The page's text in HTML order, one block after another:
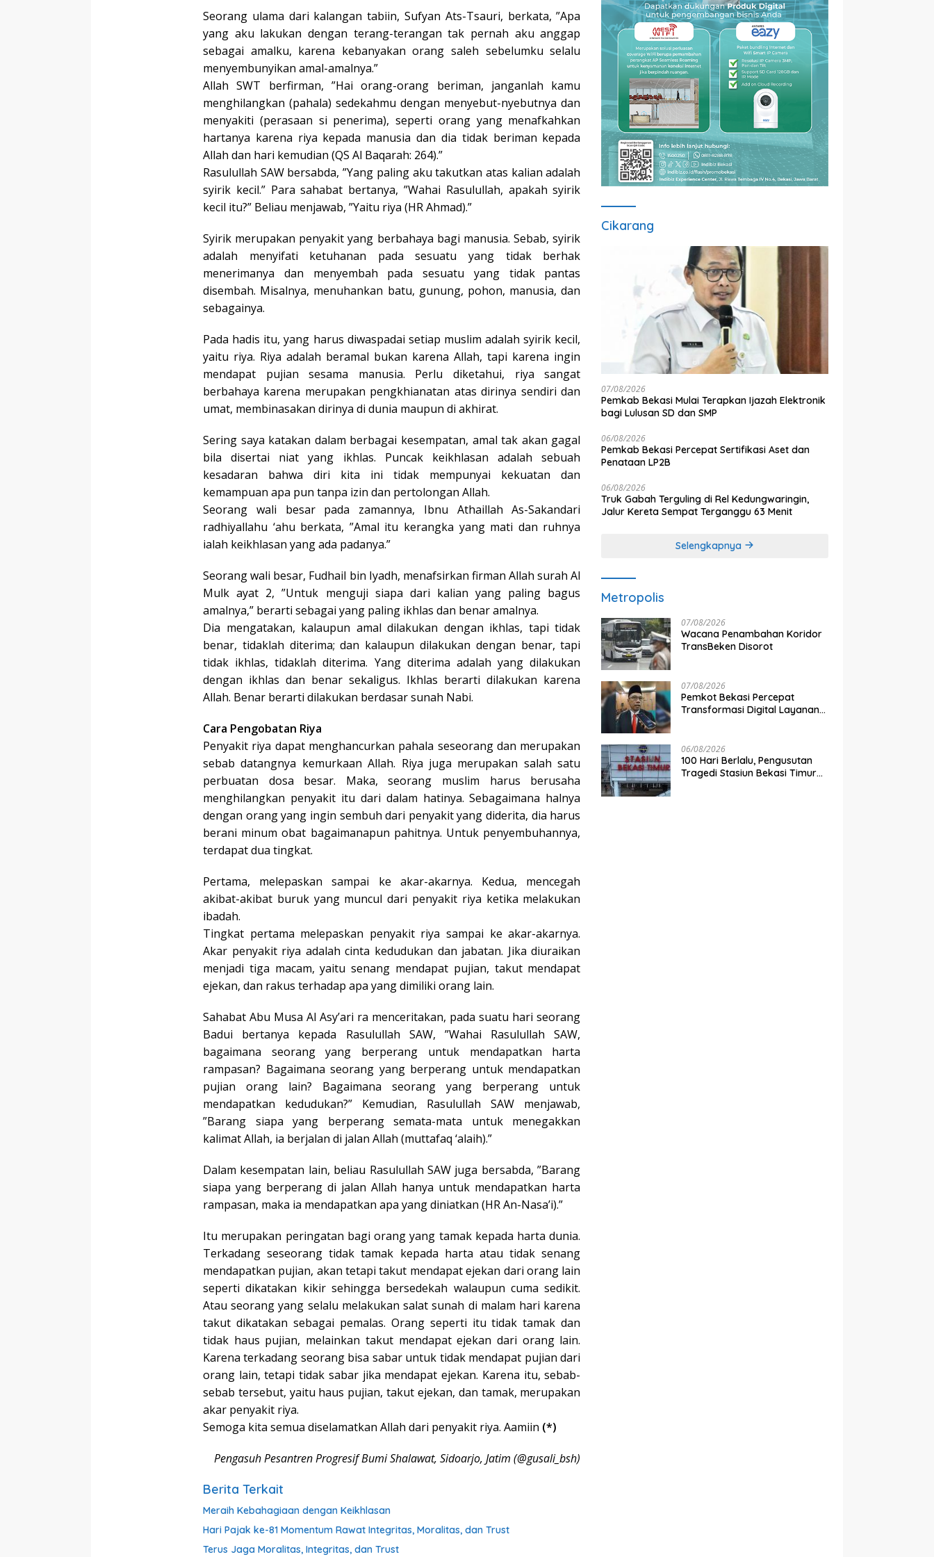
Seorang ulama dari kalangan tabiin, Sufyan Ats-Tsauri, berkata, ”Apa
yang aku lakukan dengan terang-terangan tak pernah aku anggap
sebagai amalku, karena kebanyakan orang saleh sebelumku selalu
menyembunyikan amal-amalnya.”
Allah SWT berfirman, ”Hai orang-orang beriman, janganlah kamu
menghilangkan (pahala) sedekahmu dengan menyebut-nyebutnya dan
menyakiti (perasaan si penerima), seperti orang yang menafkahkan
hartanya karena riya kepada manusia dan dia tidak beriman kepada
Allah dan hari kemudian (QS Al Baqarah: 264).”
Rasulullah SAW bersabda, ”Yang paling aku takutkan atas kalian adalah
syirik kecil.” Para sahabat bertanya, ”Wahai Rasulullah, apakah syirik
kecil itu?” Beliau menjawab, ”Yaitu riya (HR Ahmad).”
Syirik merupakan penyakit yang berbahaya bagi manusia. Sebab, syirik
adalah menyifati ketuhanan pada sesuatu yang tidak berhak
menerimanya dan menyembah pada sesuatu yang tidak pantas
disembah. Misalnya, menuhankan batu, gunung, pohon, manusia, dan
sebagainya.
Pada hadis itu, yang harus diwaspadai setiap muslim adalah syirik kecil,
yaitu riya. Riya adalah beramal bukan karena Allah, tapi karena ingin
mendapat pujian sesama manusia. Perlu diketahui, riya sangat
berbahaya karena merupakan pengkhianatan atas dirinya sendiri dan
umat, membinasakan dirinya di dunia maupun di akhirat.
Sering saya katakan dalam berbagai kesempatan, amal tak akan gagal
bila disertai niat yang ikhlas. Puncak keikhlasan adalah sebuah
kesadaran bahwa diri kita ini tidak mempunyai kekuatan dan
kemampuan apa pun tanpa izin dan pertolongan Allah.
Seorang wali besar pada zamannya, Ibnu Athaillah As-Sakandari
radhiyallahu ‘ahu berkata, ”Amal itu kerangka yang mati dan ruhnya
ialah keikhlasan yang ada padanya.”
Seorang wali besar, Fudhail bin Iyadh, menafsirkan firman Allah surah Al
Mulk ayat 2, ”Untuk menguji siapa dari kalian yang paling bagus
amalnya,” berarti sebagai yang paling ikhlas dan benar amalnya.
Dia mengatakan, kalaupun amal dilakukan dengan ikhlas, tapi tidak
benar, tidaklah diterima; dan kalaupun dilakukan dengan benar, tapi
tidak ikhlas, tidaklah diterima. Yang diterima adalah yang dilakukan
dengan ikhlas dan benar sekaligus. Ikhlas berarti dilakukan karena
Allah. Benar berarti dilakukan berdasar sunah Nabi.
Cara Pengobatan Riya
Penyakit riya dapat menghancurkan pahala seseorang dan merupakan
sebab datangnya kemurkaan Allah. Riya juga merupakan salah satu
perbuatan dosa besar. Maka, seorang muslim harus berusaha
menghilangkan penyakit itu dari dalam hatinya. Sebagaimana halnya
dengan orang yang ingin sembuh dari penyakit yang diderita, dia harus
berani minum obat bagaimanapun pahitnya. Untuk penyembuhannya,
terdapat dua tingkat.
Pertama, melepaskan sampai ke akar-akarnya. Kedua, mencegah
akibat-akibat buruk yang muncul dari penyakit riya ketika melakukan
ibadah.
Tingkat pertama melepaskan penyakit riya sampai ke akar-akarnya.
Akar penyakit riya adalah cinta kedudukan dan jabatan. Jika diuraikan
menjadi tiga macam, yaitu senang mendapat pujian, takut mendapat
ejekan, dan rakus terhadap apa yang dimiliki orang lain.
Sahabat Abu Musa Al Asy’ari ra menceritakan, pada suatu hari seorang
Badui bertanya kepada Rasulullah SAW, ”Wahai Rasulullah SAW,
bagaimana seorang yang berperang untuk mendapatkan harta
rampasan? Bagaimana seorang yang berperang untuk mendapatkan
pujian orang lain? Bagaimana seorang yang berperang untuk
mendapatkan kedudukan?” Kemudian, Rasulullah SAW menjawab,
”Barang siapa yang berperang semata-mata untuk menegakkan
kalimat Allah, ia berjalan di jalan Allah (muttafaq ‘alaih).”
Dalam kesempatan lain, beliau Rasulullah SAW juga bersabda, ”Barang
siapa yang berperang di jalan Allah hanya untuk mendapatkan harta
rampasan, maka ia mendapatkan apa yang diniatkan (HR An-Nasa’i).”
Itu merupakan peringatan bagi orang yang tamak kepada harta dunia.
Terkadang seseorang tidak tamak kepada harta atau tidak senang
mendapatkan pujian, akan tetapi takut mendapat ejekan dari orang lain
seperti dikatakan kikir sehingga bersedekah walaupun cuma sedikit.
Atau seorang yang selalu melakukan salat sunah di malam hari karena
takut dikatakan sebagai pemalas. Orang seperti itu tidak tamak dan
tidak haus pujian, melainkan takut mendapat ejekan dari orang lain.
Karena terkadang seorang bisa sabar untuk tidak mendapat pujian dari
orang lain, tetapi tidak sabar jika mendapat ejekan. Karena itu, sebab-
sebab tersebut, yaitu haus pujian, takut ejekan, dan tamak, merupakan
akar penyakit riya.
Semoga kita semua diselamatkan Allah dari penyakit riya. Aamiin (*)
Pengasuh Pesantren Progresif Bumi Shalawat, Sidoarjo, Jatim (@gusali_bsh)
Berita Terkait
Meraih Kebahagiaan dengan Keikhlasan
Hari Pajak ke-81 Momentum Rawat Integritas, Moralitas, dan Trust
Terus Jaga Moralitas, Integritas, dan Trust
Cikarang
07/08/2026
Pemkab Bekasi Mulai Terapkan Ijazah Elektronik
bagi Lulusan SD dan SMP
06/08/2026
Pemkab Bekasi Percepat Sertifikasi Aset dan
Penataan LP2B
06/08/2026
Truk Gabah Terguling di Rel Kedungwaringin,
Jalur Kereta Sempat Terganggu 63 Menit
Selengkapnya
Metropolis
07/08/2026
Wacana Penambahan Koridor
TransBeken Disorot
07/08/2026
Pemkot Bekasi Percepat
Transformasi Digital Layanan
06/08/2026
100 Hari Berlalu, Pengusutan
Tragedi Stasiun Bekasi Timur